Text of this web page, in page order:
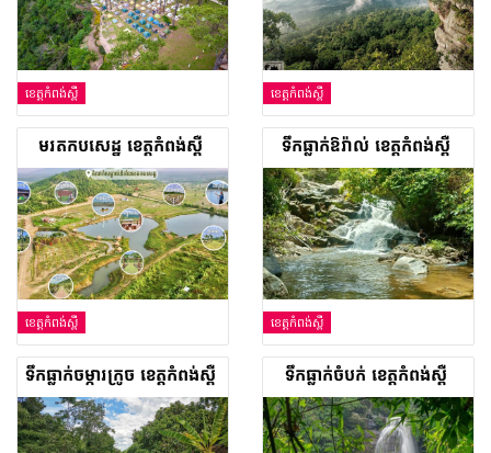
ខេត្តកំពង់ស្ពឺ ខេត្តកំពង់ស្ពឺ
មរតកបសេដ្ឋ ខេត្តកំពង់ស្ពឺ
ខេត្តកំពង់ស្ពឺ
ទឹកធ្លាក់ឱរ៉ាល់ ខេត្តកំពង់ស្ពឺ
ខេត្តកំពង់ស្ពឺ
ទឹកធ្លាក់ចម្ការក្រូច ខេត្តកំពង់ស្ពឺ ទឹកធ្លាក់ចំបក់ ខេត្តកំពង់ស្ពឺ